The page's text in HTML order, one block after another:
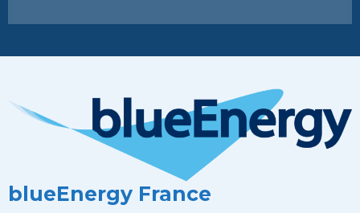
blueEnergy France